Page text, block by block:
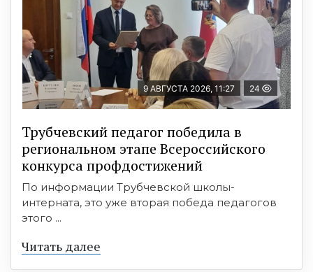
9 АВГУСТА 2026, 11:27 24
Трубчевский педагог победила в
региональном этапе Всероссийского
конкурса профдостижений
По информации Трубчевской школы-
интерната, это уже вторая победа педагогов
этого ...
Читать далее